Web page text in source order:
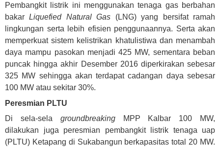
Pembangkit listrik ini menggunakan tenaga gas berbahan
bakarLiquefied Natural Gas (LNG) yang bersifat ramah
lingkungan serta lebih efisien penggunaannya. Serta akan
memperkuat sistem kelistrikan khatulistiwa dan menambah
daya mampu pasokan menjadi 425 MW, sementara beban
puncak hingga akhir Desember 2016 diperkirakan sebesar
325 MW sehingga akan terdapat cadangan daya sebesar
100 MW atau sekitar 30%.
Peresmian PLTU
Di sela-sela groundbreakingMPP Kalbar 100 MW,
dilakukan juga peresmian pembangkit listrik tenaga uap
(PLTU) Ketapang di Sukabangun berkapasitas total 20 MW.